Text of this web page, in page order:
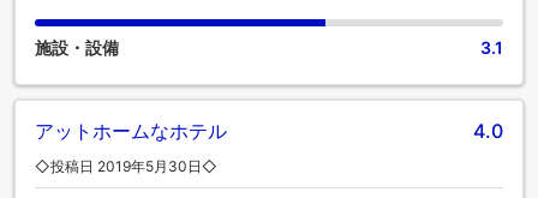
施設・設備 3.1
アットホームなホテル 4.0
◇投稿日 2019年5月30日◇